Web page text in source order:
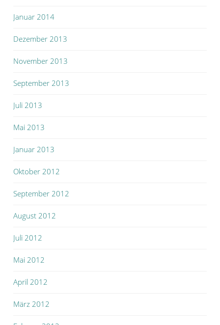
Januar 2014
Dezember 2013
November 2013
September 2013
Juli 2013
Mai 2013
Januar 2013
Oktober 2012
September 2012
August 2012
Juli 2012
Mai 2012
April 2012
März 2012